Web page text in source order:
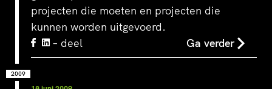
projecten die moeten en projecten die
kunnen worden uitgevoerd.
– deel
Ga verder
2009